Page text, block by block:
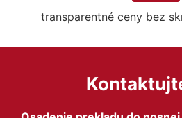
transparentné ceny bez